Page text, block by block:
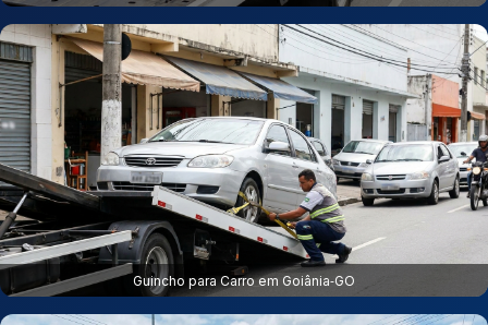
Guincho para Carro em Goiânia‑GO